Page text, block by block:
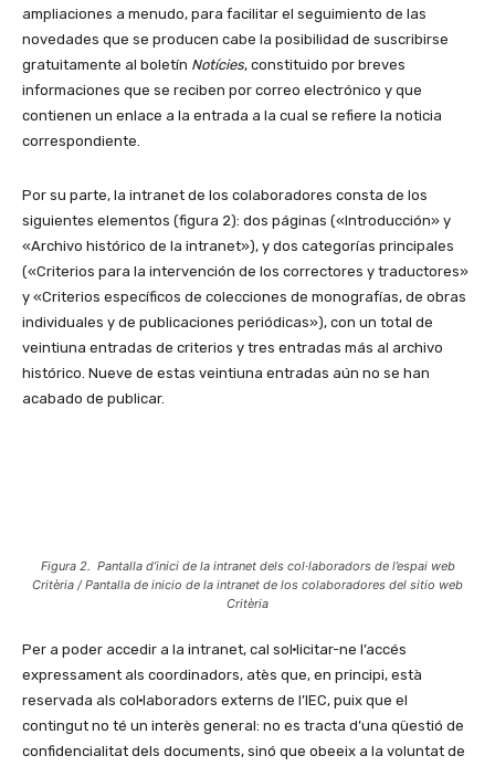
amplia­ciones a menudo, para facilitar el seguimiento de las
novedades que se producen cabe la posibilidad de suscribirse
gratuitamente al boletín Notícies, constituido por breves
informaciones que se reciben por correo electrónico y que
contienen un enlace a la entrada a la cual se refiere la noticia
correspondiente.
Por su parte, la intranet de los colaboradores consta de los
siguien­tes elementos (figura 2): dos páginas («Introducción» y
«Archivo histórico de la intranet»), y dos categorías principales
(«Criterios para la intervención de los correctores y traductores»
y «Criterios específicos de colec­ciones de monografías, de obras
individuales y de publicaciones periódicas»), con un total de
veintiuna entradas de criterios y tres entradas más al archivo
histórico. Nueve de estas veintiuna entradas aún no se han
acabado de publicar.
Figura 2. Pantalla d’inici de la intranet dels col·laboradors de l’espai web
Critèria / Pantalla de inicio de la intranet de los colaboradores del sitio web
Critèria
Per a poder accedir a la intranet, cal sol·licitar-ne l’accés
expressament als coordinadors, atès que, en principi, està
reservada als col·laboradors externs de l’IEC, puix que el
contingut no té un interès general: no es tracta d’una qüestió de
confidencialitat dels documents, sinó que obeeix a la voluntat de